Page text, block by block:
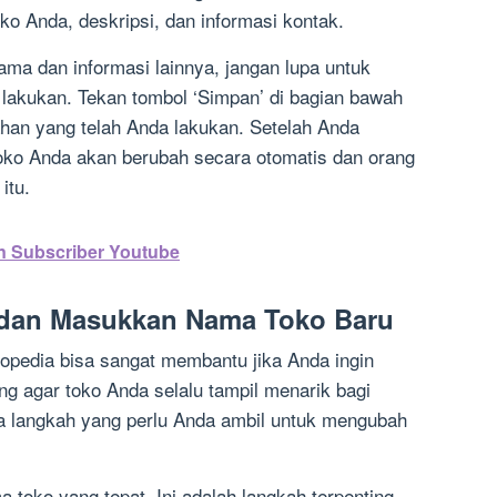
Anda, deskripsi, dan informasi kontak.
dan informasi lainnya, jangan lupa untuk
Tekan tombol ‘Simpan’ di bagian bawah
yang telah Anda lakukan. Setelah Anda
Anda akan berubah secara otomatis dan orang
Subscriber Youtube
Masukkan Nama Toko Baru
bisa sangat membantu jika Anda ingin
agar toko Anda selalu tampil menarik bagi
yang perlu Anda ambil untuk mengubah